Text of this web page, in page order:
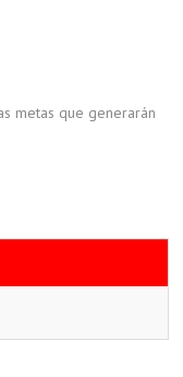
metas que generarán